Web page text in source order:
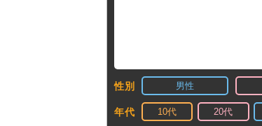
性別 男性
年代 10代 20代